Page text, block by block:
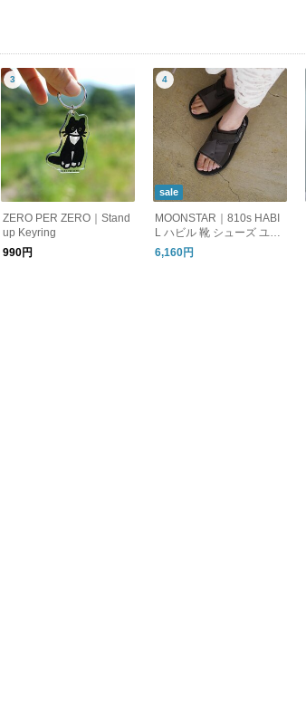
ZERO PER ZERO｜Stand
up Keyring
990円
sale
MOONSTAR｜810s HABI
L ハビル 靴 シューズ ユニ
セックス ET051 ムーンス
ター エイトテンス
6,160円